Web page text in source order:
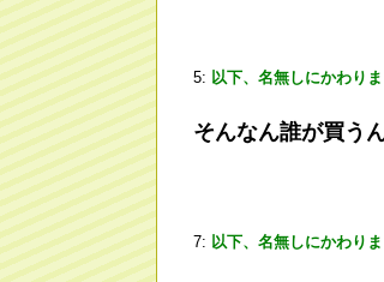
5: 以下、名無しにかわり
そんなん誰が買う
7: 以下、名無しにかわり